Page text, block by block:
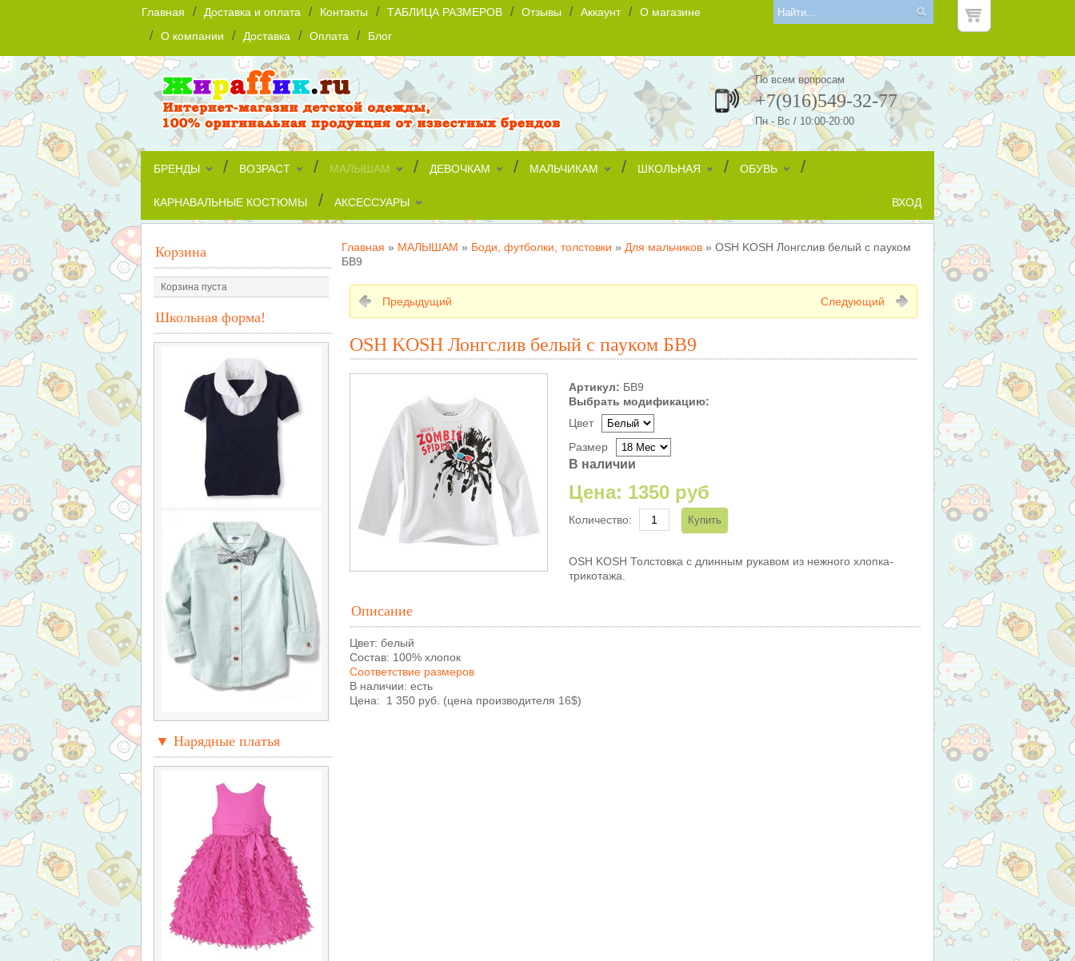
Главная / Доставка и оплата / Контакты / ТАБЛИЦА РАЗМЕРОВ / Отзывы / Аккаунт / О магазине
/ О компании / Доставка / Оплата / Блог
По всем вопросам
+7(916)549-32-77
Пн - Вс / 10:00-20:00
БРЕНДЫ / ВОЗРАСТ / МАЛЫШАМ / ДЕВОЧКАМ / МАЛЬЧИКАМ / ШКОЛЬНАЯ / ОБУВЬ /
КАРНАВАЛЬНЫЕ КОСТЮМЫ / АКСЕССУАРЫ ВХОД
Корзина
Корзина пуста
Школьная форма!
▼ Нарядные платья
Главная » МАЛЫШАМ » Боди, футболки, толстовки » Для мальчиков » OSH KOSH Лонгслив белый с пауком
БВ9
Предыдущий Следующий
OSH KOSH Лонгслив белый с пауком БВ9
Артикул: БВ9
Выбрать модификацию:
Цвет
Размер
В наличии
Цена: 1350 руб
Количество:
OSH KOSH Толстовка с длинным рукавом из нежного хлопка-
трикотажа.
Описание
Цвет: белый
Состав: 100% хлопок
Соответствие размеров
В наличии: есть
Цена: 1 350 руб. (цена производителя 16$)